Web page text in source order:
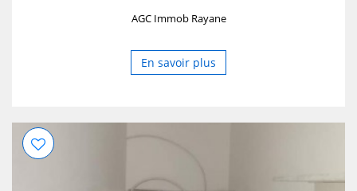
AGC Immob Rayane
En savoir plus